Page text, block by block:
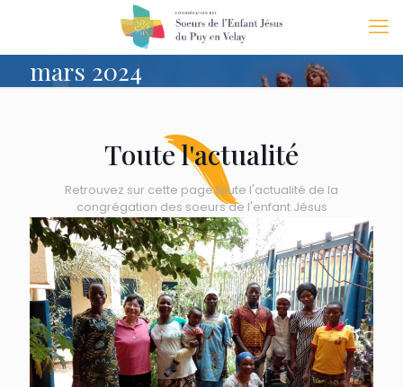
mars 2024
Toute l'actualité
Retrouvez sur cette page toute l'actualité de la
congrégation des soeurs de l'enfant Jésus